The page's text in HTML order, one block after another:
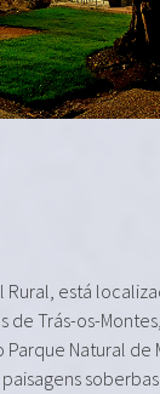
Rural, está
de Trás-os-
Parque Natural de